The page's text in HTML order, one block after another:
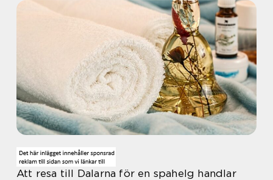
Att resa till Dalarna för en spahelg handlar